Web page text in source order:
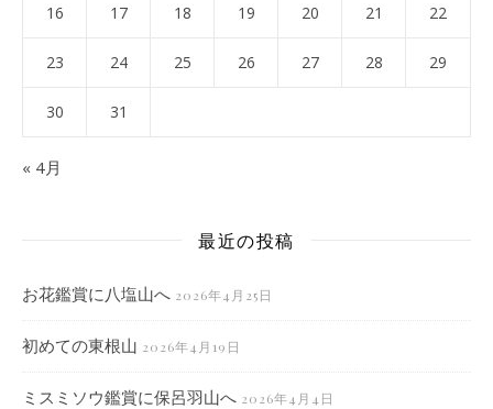
16 17 18 19 20 21 22
23 24 25 26 27 28 29
30 31
« 4月
最近の投稿
お花鑑賞に八塩山へ 2026年4月25日
初めての東根山 2026年4月19日
ミスミソウ鑑賞に保呂羽山へ 2026年4月4日